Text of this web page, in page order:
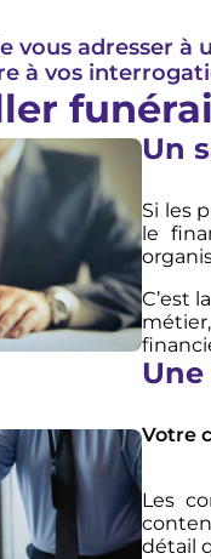
vous adresser à
à vos
Un
Si les
le
C’est
Votre
Les
détail